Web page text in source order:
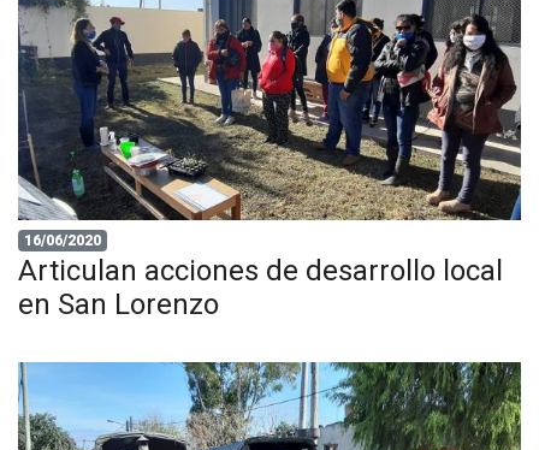
16/06/2020
Articulan acciones de desarrollo local
en San Lorenzo